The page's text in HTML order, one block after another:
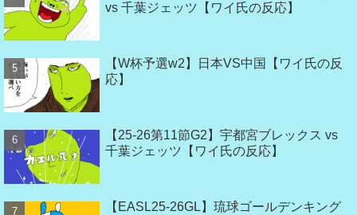
vs 千葉ジェッツ【ワイ氏の反応】
【W杯予選w2】日本VS中国【ワイ氏の反
応】
【25-26第11節G2】宇都宮ブレックス vs
千葉ジェッツ【ワイ氏の反応】
【EASL25-26GL】琉球ゴールデンキング